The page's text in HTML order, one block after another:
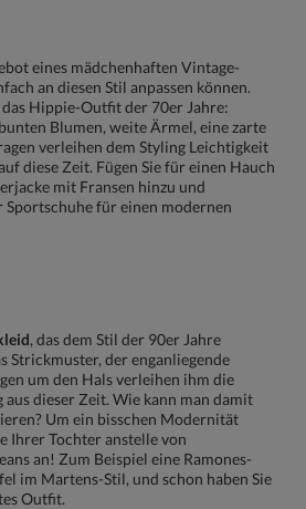
eines mädchenhaften Vintage-
an diesen Stil anpassen können.
Hippie-Outfit der 70er Jahre:
Blumen, weite Ärmel, eine zarte
verleihen dem Styling Leichtigkeit
diese Zeit. Fügen Sie für einen Hauch
mit Fransen hinzu und
Sportschuhe für einen modernen
, das dem Stil der 90er Jahre
Strickmuster, der enganliegende
um den Hals verleihen ihm die
dieser Zeit. Wie kann man damit
Um ein bisschen Modernität
Ihrer Tochter anstelle von
an! Zum Beispiel eine Ramones-
im Martens-Stil, und schon haben Sie
Outfit.